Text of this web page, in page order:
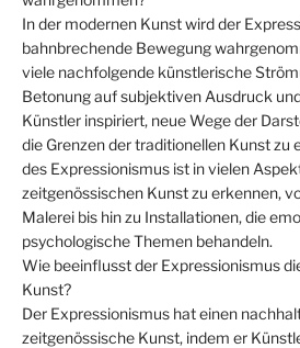
In der modernen Kunst wird der
bahnbrechende Bewegung
viele nachfolgende künstlerische
Betonung auf subjektiven Ausdruck
Künstler inspiriert, neue Wege der
die Grenzen der traditionellen Kunst zu
des Expressionismus ist in vielen
zeitgenössischen Kunst zu erkennen,
Malerei bis hin zu Installationen, die
psychologische Themen behandeln.
Wie beeinflusst der Expressionismus
Kunst?
Der Expressionismus hat einen
zeitgenössische Kunst, indem er